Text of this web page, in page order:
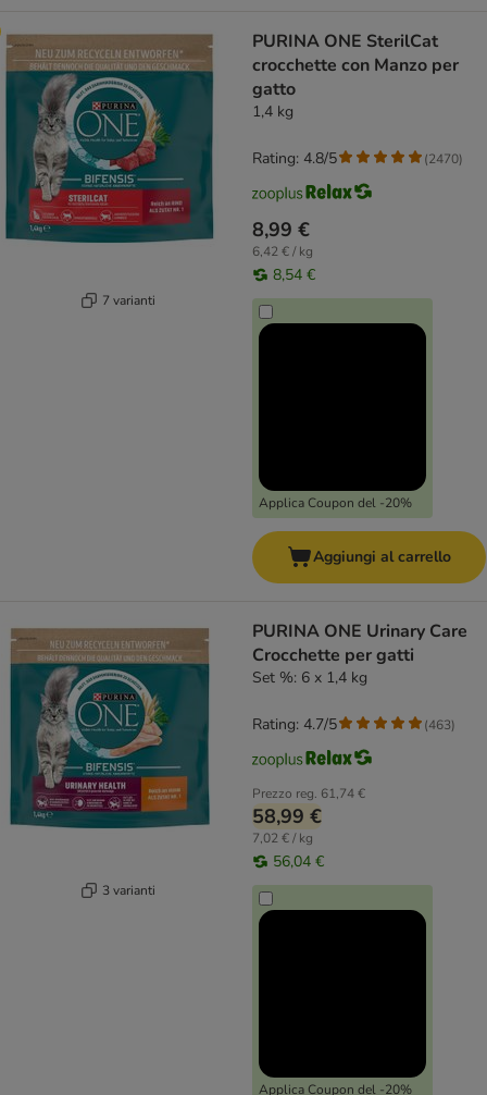
7 varianti
PURINA ONE SterilCat
crocchette con Manzo per
gatto
1,4 kg
8,99 €
6,42 € / kg
8,54 €
Applica Coupon del -20%
Rating: 4.8/5 (2470)
Aggiungi al carrello
3 varianti
PURINA ONE Urinary Care
Crocchette per gatti
Set %: 6 x 1,4 kg
Prezzo reg. 61,74 €
58,99 €
7,02 € / kg
56,04 €
Applica Coupon del -20%
Rating: 4.7/5 (463)